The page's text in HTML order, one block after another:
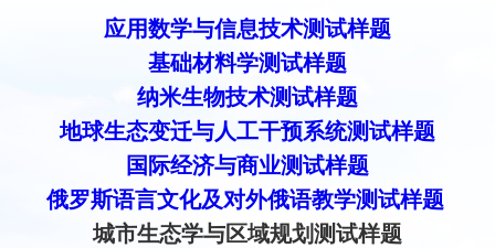
应用数学与信息技术测试样题
基础材料学测试样题
纳米生物技术测试样题
地球生态变迁与人工干预系统测试样题
国际经济与商业测试样题
俄罗斯语言文化及对外俄语教学测试样题
城市生态学与区域规划测试样题